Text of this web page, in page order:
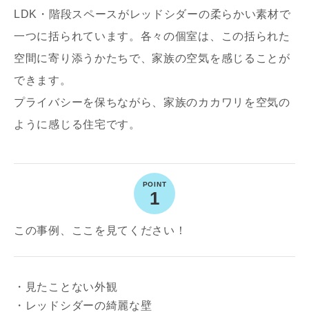
写真を拡大する
写真を拡大する
LDK・階段スペースがレッドシダーの柔らかい素材で
一つに括られています。各々の個室は、この括られた
空間に寄り添うかたちで、家族の空気を感じることが
できます。
プライバシーを保ちながら、家族のカカワリを空気の
ように感じる住宅です。
1
この事例、ここを見てください！
・見たことない外観
・レッドシダーの綺麗な壁